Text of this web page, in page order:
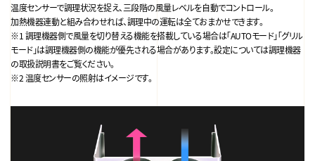
温度センサーで調理状況を捉え、三段階の風量レベルを自動でコントロール。
加熱機器連動と組み合わせれば、調理中の運転は全ておまかせできます。
※1 調理機器側で風量を切り替える機能を搭載している場合は「AUTOモード」「グリル
モード」は調理機器側の機能が優先される場合があります。設定については調理機器
の取扱説明書をご覧ください。
※2 温度センサーの照射はイメージです。